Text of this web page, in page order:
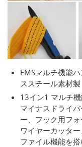
FMSマルチ機能
ススチール素材製
13イン1 マルチ
マイナスドライ
ー、フック用フ
ワイヤーカッタ
ファイル機能を